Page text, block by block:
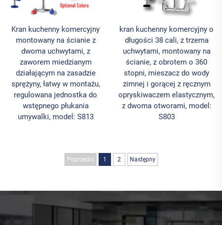
Kran kuchenny komercyjny
montowany na ścianie z
dwoma uchwytami, z
zaworem miedzianym
działającym na zasadzie
sprężyny, łatwy w montażu,
regulowana jednostka do
wstępnego płukania
umywalki, model: S813
kran kuchenny komercyjny o
długości 38 cali, z trzema
uchwytami, montowany na
ścianie, z obrotem o 360
stopni, mieszacz do wody
zimnej i gorącej z ręcznym
opryskiwaczem elastycznym,
z dwoma otworami, model:
S803
Poprzedni 1 2 Następny